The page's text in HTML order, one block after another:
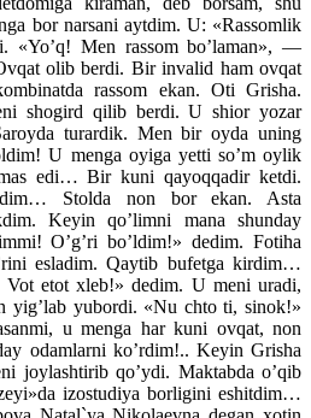
bor narsani aytdim. U: «Rassomlik
«Yo’q! Men rassom bo’laman», —
olib berdi. Bir invalid ham ovqat
rassom ekan. Oti Grisha.
shogird qilib berdi. U shior yozar
turardik. Men bir oyda uning
U menga oyiga yetti so’m oylik
edi… Bir kuni qayoqqadir ketdi.
Stolda non bor ekan. Asta
Keyin qo’limni mana shunday
O’g’ri bo’ldim!» dedim. Fotiha
esladim. Qaytib bufetga kirdim…
etot xleb!» dedim. U meni uradi,
yig’lab yubordi. «Nu chto ti, sinok!»
u menga har kuni ovqat, non
odamlarni ko’rdim!.. Keyin Grisha
joylashtirib qo’ydi. Maktabda o’qib
izostudiya borligini eshitdim…